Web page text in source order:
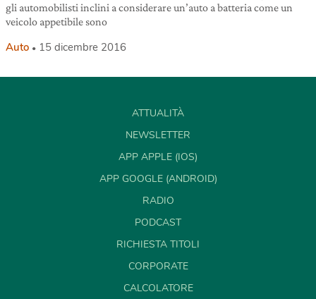
gli automobilisti inclini a considerare un’auto a batteria come un
veicolo appetibile sono
Auto 15 dicembre 2016
ATTUALITÀ
NEWSLETTER
APP APPLE (IOS)
APP GOOGLE (ANDROID)
RADIO
PODCAST
RICHIESTA TITOLI
CORPORATE
CALCOLATORE